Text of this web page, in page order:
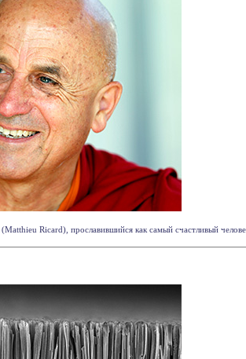
Ricard), прославившийся как самый счастливый